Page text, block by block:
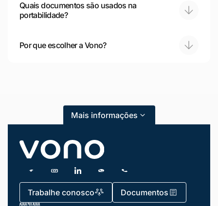
Quais documentos são usados na
portabilidade?
Por que escolher a Vono?
Mais informações
Trabalhe conosco Documentos
online agora